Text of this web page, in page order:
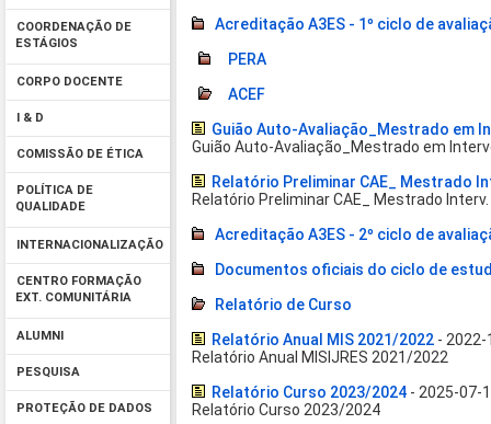
COORDENAÇÃO DE
ESTÁGIOS
CORPO DOCENTE
I & D
COMISSÃO DE ÉTICA
POLÍTICA DE
QUALIDADE
INTERNACIONALIZAÇÃO
CENTRO FORMAÇÃO
EXT. COMUNITÁRIA
ALUMNI
PESQUISA
PROTEÇÃO DE DADOS
Acreditação A3ES - 1º ciclo de
PERA
ACEF
Guião Auto-Avaliação_Mestrado em
Guião Auto-Avaliação_Mestrado em
Relatório Preliminar CAE_ Mestrado
Relatório Preliminar CAE_ Mestrado
Acreditação A3ES - 2º ciclo de
Documentos oficiais do ciclo de
Relatório de Curso
Relatório Anual MIS 2021/2022 -
Relatório Anual MISIJRES 2021/2022
Relatório Curso 2023/2024 - 2025-07-
Relatório Curso 2023/2024